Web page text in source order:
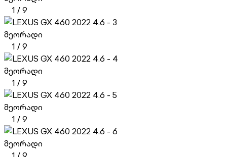
1 /9
მეორადი
1 /9
მეორადი
1 /9
მეორადი
1 /9
მეორადი